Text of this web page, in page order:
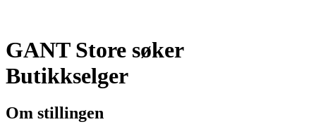
Helse
Aktiviteter
Tilbud
GANT Store søker
Butikkselger
Om stillingen